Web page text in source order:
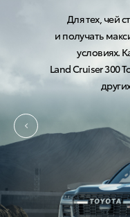
Для тех, чей
и получать
условиях.
Land Cruiser 300
70-летняя